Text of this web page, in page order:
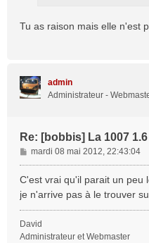
Tu as raison mais elle n'est
admin
Administrateur -
Re: [bobbis] La 1007
M
e
s
e
mardi 08 mai 2012, 22:43:04
C'est vrai qu'il parait un peu
je n'arrive pas à le trouver
David
Administrateur et Webmaster